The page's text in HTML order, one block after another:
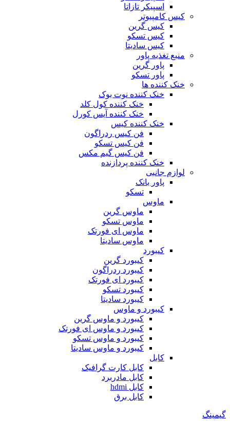
اسپیکر تازاتا
کیس کامپیوتر
کیس گرین
کیس تسکو
کیس سادیتا
منبع تغذیه‌ پاور
پاور گرین
پاور تسکو
خنک کننده ها
خنک کننده نوت بوک
خنک کننده کول کلد
خنک کننده آیس کورل
خنک کننده کیس
فن کیس ردراگون
فن کیس تسکو
فن کیس گیم مکس
خنک کننده پردازنده
لوازم جانبی
پاور بانک
تسکو
ماوس
ماوس گرین
ماوس تسکو
ماوس ای فورتک
ماوس سادیتا
کیبورد
کیبورد گرین
کیبورد ردراگون
کیبورد ای فورتک
کیبورد تسکو
کیبورد سادیتا
کیبورد و ماوس
کیبورد و ماوس گرین
کیبورد و ماوس ای فورتک
کیبورد و ماوس تسکو
کیبورد و ماوس سادیتا
کابل
کابل کارت گرافیک
کابل مادربرد
کابل hdmi
کابل برق
گیمینگ